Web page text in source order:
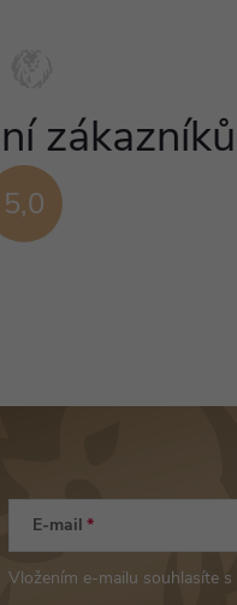
5,0
zákazníků
E-mail
Vložením e-mailu souhlasíte s